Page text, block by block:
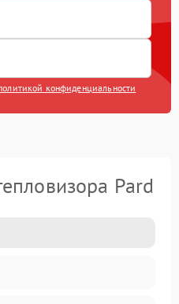
конфиденциальности
Pard